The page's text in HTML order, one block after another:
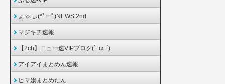
ぁゃιぃ(*ﾟーﾟ)NEWS 2nd
マジキチ速報
【2ch】ニュー速VIPブログ(`･ω･´)
アイアイまとめん速報
ヒマ嬢まとめたん